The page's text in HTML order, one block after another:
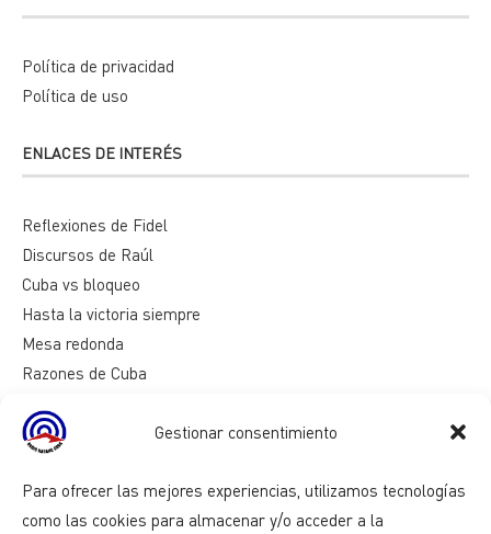
Gestionar consentimiento
Para ofrecer las mejores experiencias, utilizamos tecnologías
como las cookies para almacenar y/o acceder a la
Política de privacidad
Política de uso
ENLACES DE INTERÉS
Reflexiones de Fidel
Discursos de Raúl
Cuba vs bloqueo
Hasta la victoria siempre
Mesa redonda
Razones de Cuba